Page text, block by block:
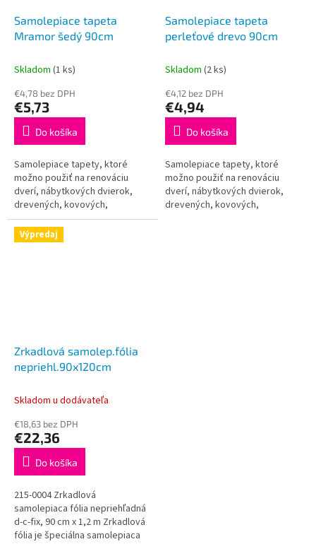
Samolepiace tapeta
Mramor šedý 90cm
Skladom (1 ks)
€4,78 bez DPH
€5,73
Do košíka
Samolepiace tapety, ktoré
možno použiť na renováciu
dverí, nábytkových dvierok,
drevených, kovových,
plastových a iných povrchov.
Táto tapeta je určená do
interiéru a je plne...
Samolepiace tapeta
perleťové drevo 90cm
Skladom (2 ks)
€4,12 bez DPH
€4,94
Do košíka
Samolepiace tapety, ktoré
možno použiť na renováciu
dverí, nábytkových dvierok,
drevených, kovových,
Výpredaj
Zrkadlová samolep.fólia
nepriehl.90x120cm
Skladom u dodávateľa
€18,63 bez DPH
€22,36
Do košíka
215-0004 Zrkadlová
samolepiaca fólia nepriehľadná
d-c-fix, 90 cm x 1,2 m Zrkadlová
fólia je špeciálna samolepiaca